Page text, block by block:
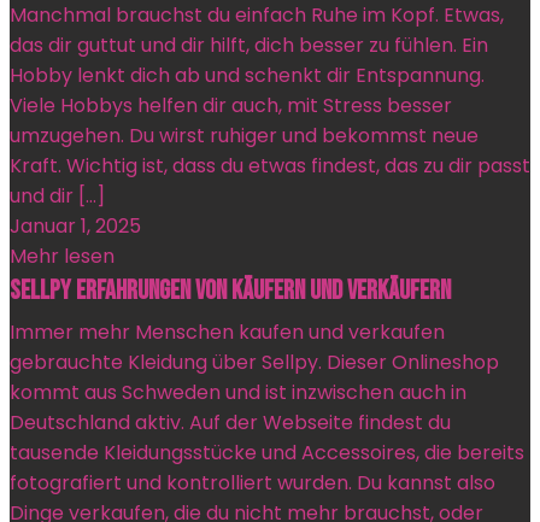
Manchmal brauchst du einfach Ruhe im Kopf. Etwas,
das dir guttut und dir hilft, dich besser zu fühlen. Ein
Hobby lenkt dich ab und schenkt dir Entspannung.
Viele Hobbys helfen dir auch, mit Stress besser
umzugehen. Du wirst ruhiger und bekommst neue
Kraft. Wichtig ist, dass du etwas findest, das zu dir passt
und dir […]
Januar 1, 2025
Mehr lesen
Sellpy Erfahrungen von Käufern und Verkäufern
Immer mehr Menschen kaufen und verkaufen
gebrauchte Kleidung über Sellpy. Dieser Onlineshop
kommt aus Schweden und ist inzwischen auch in
Deutschland aktiv. Auf der Webseite findest du
tausende Kleidungsstücke und Accessoires, die bereits
fotografiert und kontrolliert wurden. Du kannst also
Dinge verkaufen, die du nicht mehr brauchst, oder